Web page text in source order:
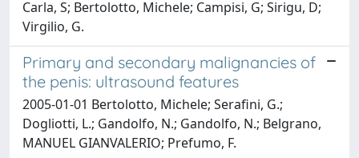
Carla, S; Bertolotto, Michele; Campisi, G; Sirigu, D;
Virgilio, G.
Primary and secondary malignancies of
the penis: ultrasound features
2005-01-01 Bertolotto, Michele; Serafini, G.;
Dogliotti, L.; Gandolfo, N.; Gandolfo, N.; Belgrano,
MANUEL GIANVALERIO; Prefumo, F.